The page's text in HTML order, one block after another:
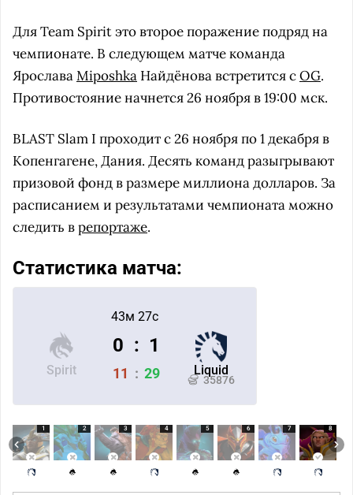
Для Team Spirit это второе поражение подряд на
чемпионате. В следующем матче команда
ЯрославаMiposhka Найдёнова встретится сOG.
Противостояние начнется 26 ноября в 19:00 мск.
BLAST Slam I проходит с 26 ноября по 1 декабря в
Копенгагене, Дания. Десять команд разыгрывают
призовой фонд в размере миллиона долларов. За
расписанием и результатами чемпионата можно
следить врепортаже.
Статистика матча:
43м 27с
Spirit Liquid
35876
0 : 1
11 : 29
1 2 3 4 5 6 7 8